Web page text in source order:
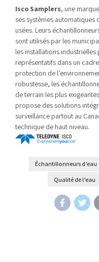
Isco Samplers, une
ses systèmes automatiques
usées. Leurs
sont utilisés par les
les installations
représentatifs dans un
protection de
robustesse, les
de terrain les plus
propose des solutions
surveillance partout au
technique de haut niveau.
Échantillonneurs d’eau
Qualité de l’eau